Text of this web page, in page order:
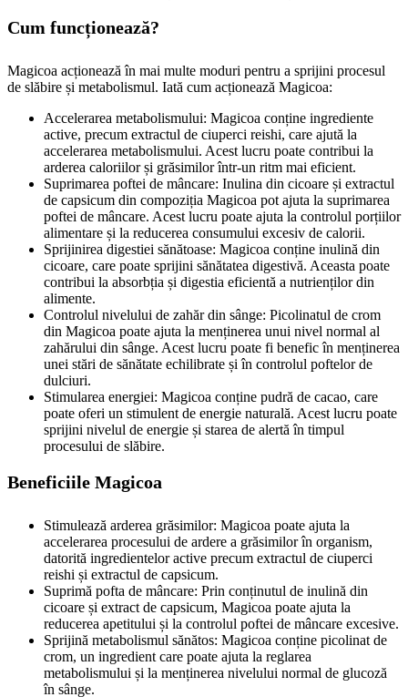
Cum funcționează?
Magicoa acționează în mai multe moduri pentru a sprijini procesul
de slăbire și metabolismul. Iată cum acționează Magicoa:
Accelerarea metabolismului: Magicoa conține ingrediente
active, precum extractul de ciuperci reishi, care ajută la
accelerarea metabolismului. Acest lucru poate contribui la
arderea caloriilor și grăsimilor într-un ritm mai eficient.
Suprimarea poftei de mâncare: Inulina din cicoare și extractul
de capsicum din compoziția Magicoa pot ajuta la suprimarea
poftei de mâncare. Acest lucru poate ajuta la controlul porțiilor
alimentare și la reducerea consumului excesiv de calorii.
Sprijinirea digestiei sănătoase: Magicoa conține inulină din
cicoare, care poate sprijini sănătatea digestivă. Aceasta poate
contribui la absorbția și digestia eficientă a nutrienților din
alimente.
Controlul nivelului de zahăr din sânge: Picolinatul de crom
din Magicoa poate ajuta la menținerea unui nivel normal al
zahărului din sânge. Acest lucru poate fi benefic în menținerea
unei stări de sănătate echilibrate și în controlul poftelor de
dulciuri.
Stimularea energiei: Magicoa conține pudră de cacao, care
poate oferi un stimulent de energie naturală. Acest lucru poate
sprijini nivelul de energie și starea de alertă în timpul
procesului de slăbire.
Beneficiile Magicoa
Stimulează arderea grăsimilor: Magicoa poate ajuta la
accelerarea procesului de ardere a grăsimilor în organism,
datorită ingredientelor active precum extractul de ciuperci
reishi și extractul de capsicum.
Suprimă pofta de mâncare: Prin conținutul de inulină din
cicoare și extract de capsicum, Magicoa poate ajuta la
reducerea apetitului și la controlul poftei de mâncare excesive.
Sprijină metabolismul sănătos: Magicoa conține picolinat de
crom, un ingredient care poate ajuta la reglarea
metabolismului și la menținerea nivelului normal de glucoză
în sânge.